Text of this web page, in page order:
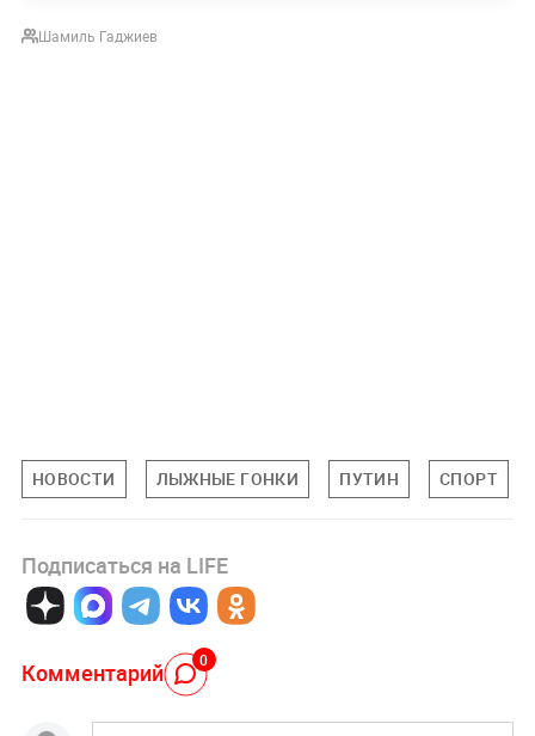
Шамиль Гаджиев
НОВОСТИ ЛЫЖНЫЕ ГОНКИ ПУТИН СПОРТ
Подписаться на LIFE
Комментарий 0